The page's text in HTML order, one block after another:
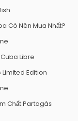
Có Nên Mua Nhất?
Libre
Edition
Chất Partagás